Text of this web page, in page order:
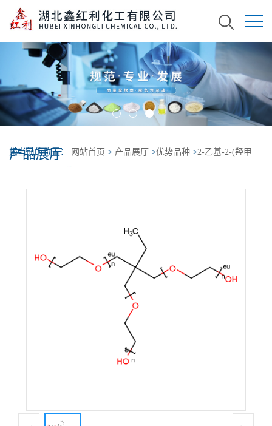
产品展厅
您当前的位置： 网站首页 > 产品展厅 >优势品种 >2-乙基-2-(羟甲